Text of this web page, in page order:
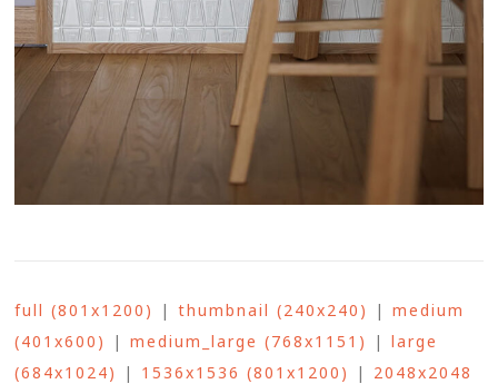
full (801x1200) |thumbnail (240x240) |medium
(401x600)
|medium_large (768x1151) |large
(684x1024)
| 1536x1536 (801x1200) | 2048x2048